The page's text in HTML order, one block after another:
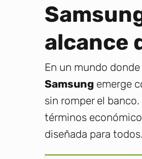
alcance
En un mundo
Samsung emerge
sin romper el
términos
diseñada para todos.